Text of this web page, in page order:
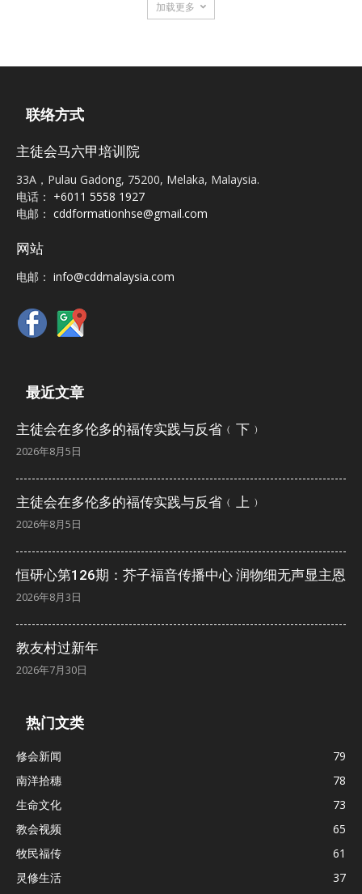
加载更多
联络方式
主徒会马六甲培训院
33A，Pulau Gadong, 75200, Melaka, Malaysia.
电话： +6011 5558 1927
电邮： cddformationhse@gmail.com
网站
电邮： info@cddmalaysia.com
最近文章
主徒会在多伦多的福传实践与反省﹙下﹚
2026年8月5日
主徒会在多伦多的福传实践与反省﹙上﹚
2026年8月5日
恒研心第126期：芥子福音传播中心 润物细无声显主恩
2026年8月3日
教友村过新年
2026年7月30日
热门文类
修会新闻
79
南洋拾穗
78
生命文化
73
教会视频
65
牧民福传
61
灵修生活
37